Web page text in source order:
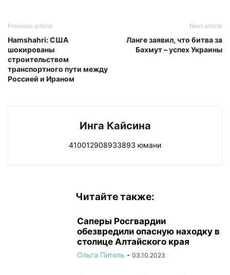
Previous article
Hamshahri: США
шокированы
строительством
транспортного пути между
Россией и Ираном
Next article
Ланге заявил, что битва за
Бахмут – успех Украины
Инга Кайсина
410012908933893 юмани
Читайте также:
Саперы Росгвардии
обезвредили опасную находку в
столице Алтайского края
Ольга Питель - 03.10.2023